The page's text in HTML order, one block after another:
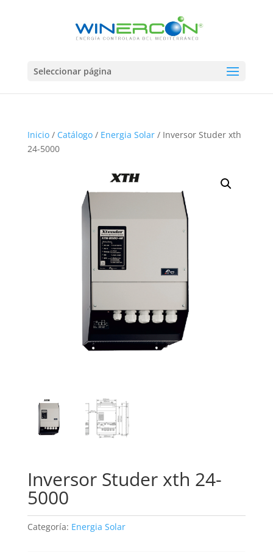
Seleccionar página
Inicio/ Catálogo/ Energia Solar/ Inversor Studer xth
24-5000
Inversor Studer xth 24-
5000
Categoría: Energia Solar